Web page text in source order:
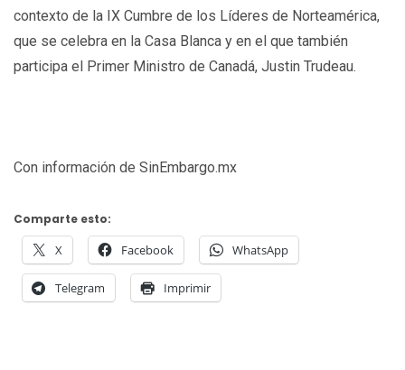
contexto de la IX Cumbre de los Líderes de Norteamérica,
que se celebra en la Casa Blanca y en el que también
participa el Primer Ministro de Canadá, Justin Trudeau.
Con información de SinEmbargo.mx
Comparte esto:
X Facebook WhatsApp
Telegram Imprimir